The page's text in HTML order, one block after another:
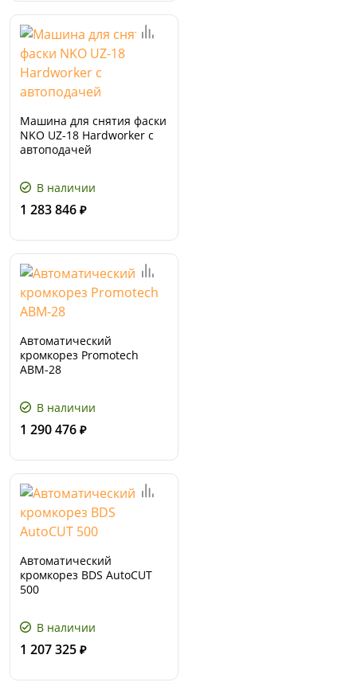
Машина для снятия фаски
NKO UZ-18 Hardworker с
автоподачей
В наличии
1 283 846 ₽
Автоматический
кромкорез Promotech
АВМ-28
В наличии
1 290 476 ₽
Автоматический
кромкорез BDS AutoCUT
500
В наличии
1 207 325 ₽